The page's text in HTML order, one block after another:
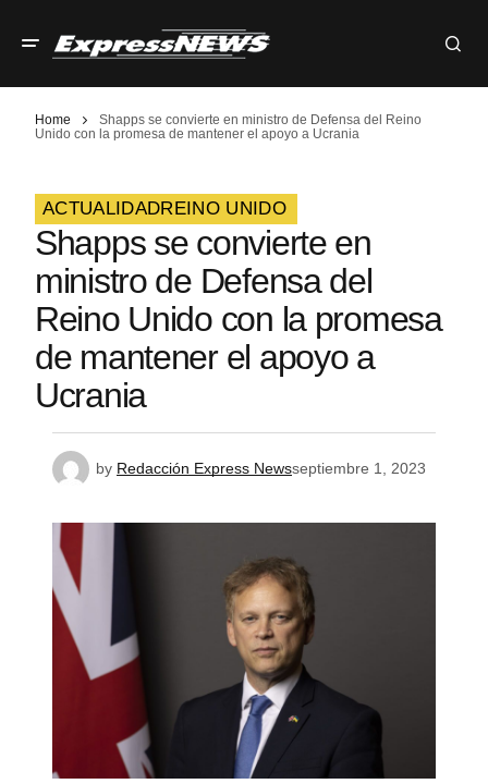
Home
Shapps se convierte en ministro de Defensa del Reino
Unido con la promesa de mantener el apoyo a Ucrania
ACTUALIDADREINO UNIDO
Shapps se convierte en
ministro de Defensa del
Reino Unido con la promesa
de mantener el apoyo a
Ucrania
by Redacción Express Newsseptiembre 1, 2023